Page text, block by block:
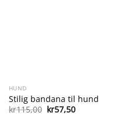
HUND
Stilig bandana til hund
kr115,00 Opprinnelig
kr57,50Nåværende